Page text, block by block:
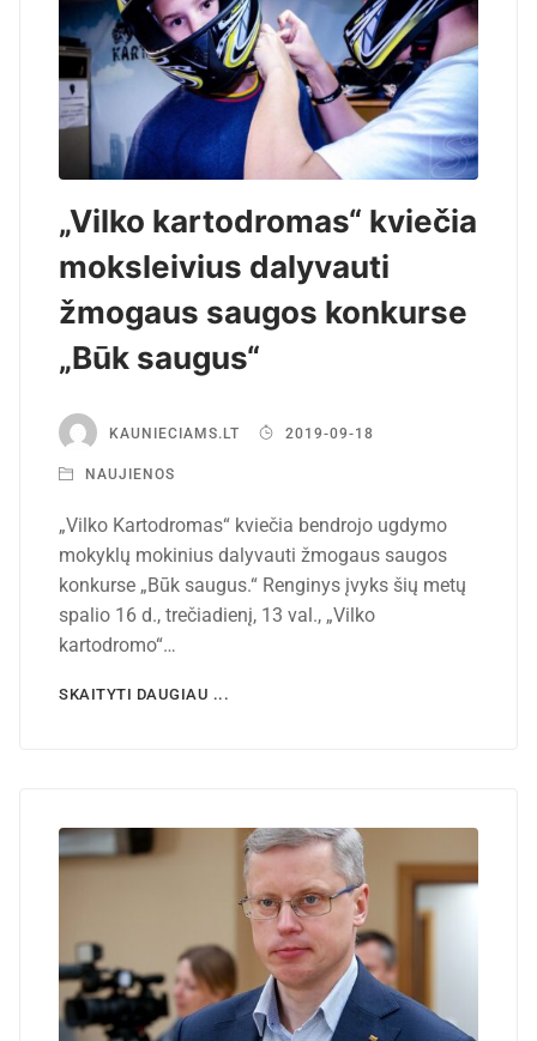
„Vilko kartodromas“ kviečia
moksleivius dalyvauti
žmogaus saugos konkurse
„Būk saugus“
KAUNIECIAMS.LT 2019-09-18
NAUJIENOS
„Vilko Kartodromas“ kviečia bendrojo ugdymo
mokyklų mokinius dalyvauti žmogaus saugos
konkurse „Būk saugus.“ Renginys įvyks šių metų
spalio 16 d., trečiadienį, 13 val., „Vilko
kartodromo“…
SKAITYTI DAUGIAU ...